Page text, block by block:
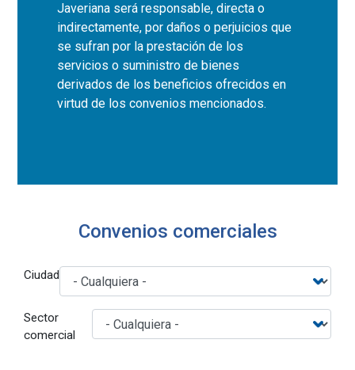
Javeriana será responsable, directa o
indirectamente, por daños o perjuicios que
se sufran por la prestación de los
servicios o suministro de bienes
derivados de los beneficios ofrecidos en
virtud de los convenios mencionados.
Convenios comerciales
Ciudad
Sector
comercial